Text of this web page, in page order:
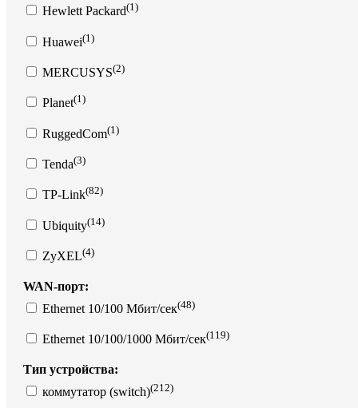
Hewlett Packard(1)
Huawei(1)
MERCUSYS(2)
Planet(1)
RuggedCom(1)
Tenda(3)
TP-Link(82)
Ubiquity(14)
ZyXEL(4)
WAN-порт:
Ethernet 10/100 Мбит/сек(48)
Ethernet 10/100/1000 Мбит/сек(119)
Тип устройства:
коммутатор (switch)(212)